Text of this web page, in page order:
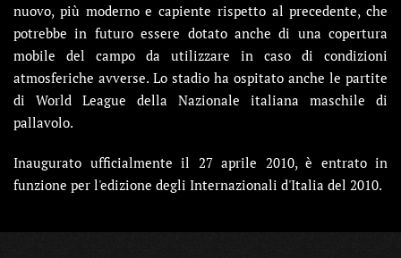
nuovo, più moderno e capiente rispetto al precedente, che
potrebbe in futuro essere dotato anche di una copertura
mobile del campo da utilizzare in caso di condizioni
atmosferiche avverse. Lo stadio ha ospitato anche le partite
di World League della Nazionale italiana maschile di
pallavolo.
Inaugurato ufficialmente il 27 aprile 2010, è entrato in
funzione per l'edizione degli Internazionali d'Italia del 2010.